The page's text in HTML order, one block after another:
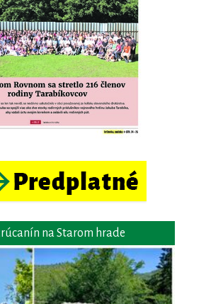
na Starom hrade